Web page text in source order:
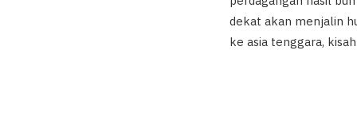
dekat akan menjalin
ke asia tenggara,